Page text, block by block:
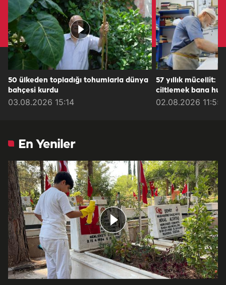
50 ülkeden topladığı tohumlarla dünya
bahçesi kurdu
03.08.2026 15:14
57 yıllık mücellit:
ciltlemek bana
02.08.2026 11:55
En Yeniler